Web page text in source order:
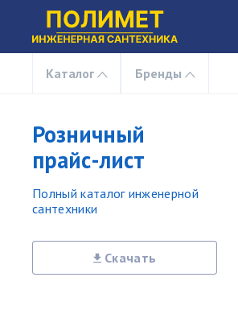
Каталог Бренды
Розничный
прайс-лист
Полный каталог инженерной
сантехники
Скачать